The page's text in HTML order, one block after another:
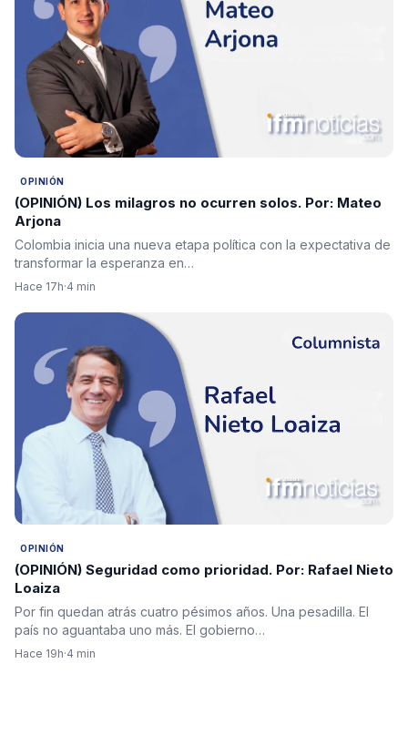
OPINIÓN
(OPINIÓN) Los milagros no ocurren solos. Por: Mateo
Arjona
Colombia inicia una nueva etapa política con la expectativa de
transformar la esperanza en…
Hace 17h·4 min
OPINIÓN
(OPINIÓN) Seguridad como prioridad. Por: Rafael Nieto
Loaiza
Por fin quedan atrás cuatro pésimos años. Una pesadilla. El
país no aguantaba uno más. El gobierno…
Hace 19h·4 min